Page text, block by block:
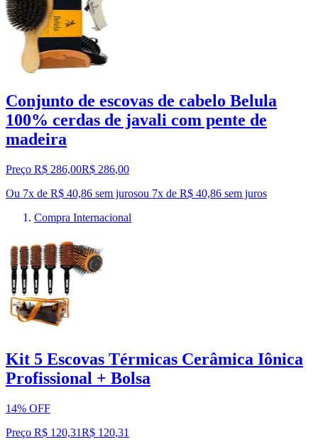
Conjunto de escovas de cabelo Belula
100% cerdas de javali com pente de
madeira
Preço R$ 286,00R$ 286,00
Ou 7x de R$ 40,86 sem jurosou 7x de R$ 40,86 sem juros
Compra Internacional
Kit 5 Escovas Térmicas Cerâmica Iônica
Profissional + Bolsa
14% OFF
Preço R$ 120,31R$ 120,31